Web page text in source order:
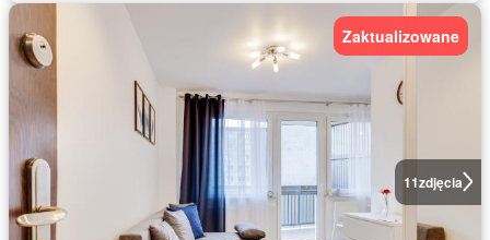
11zdjęcia
Zaktualizowane